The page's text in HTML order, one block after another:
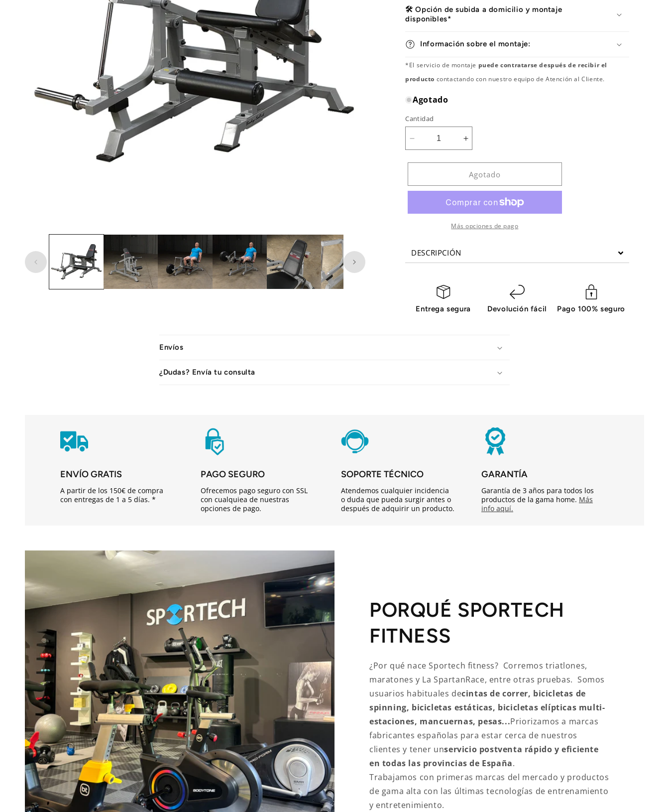
🛠️ Opción de subida a domicilio y montaje
disponibles*
Información sobre el montaje:
*El servicio de montaje puede contratarse después de recibir el
producto contactando con nuestro equipo de Atención al Cliente.
Agotado
Cantidad
Reducir
cantidad
para
EXTENSIÓN
PIERNAS
LÍNEA
PROCLUB
Aumentar
cantidad
para
BANCO
EXTENSIÓN
PIERNAS
LÍNEA
PROCLUB
Agotado
Más opciones de pago
DESCRIPCIÓN
Entrega segura Devolución fácil Pago 100% seguro
C
n
e
a
b
l
Envíos
¿Dudas? Envía tu consulta
ENVÍO GRATIS
A partir de los 150€ de compra
con entregas de 1 a 5 días. *
PAGO SEGURO
Ofrecemos pago seguro con SSL
con cualquiea de nuestras
opciones de pago.
SOPORTE TÉCNICO
Atendemos cualquier incidencia
o duda que pueda surgir antes o
después de adquirir un producto.
GARANTÍA
Garantía de 3 años para todos los
productos de la gama home. Más
info aquí.
PORQUÉ SPORTECH
FITNESS
¿Por qué nace Sportech fitness? Corremos triatlones,
maratones y La SpartanRace, entre otras pruebas. Somos
usuarios habituales decintas de correr, bicicletas de
spinning, bicicletas estáticas, bicicletas elípticas multi-
estaciones, mancuernas, pesas...Priorizamos a marcas
fabricantes españolas para estar cerca de nuestros
clientes y tener unservicio postventa rápido y eficiente
en todas las provincias de España.
Trabajamos con primeras marcas del mercado y productos
de gama alta con las últimas tecnologías de entrenamiento
y entretenimiento.